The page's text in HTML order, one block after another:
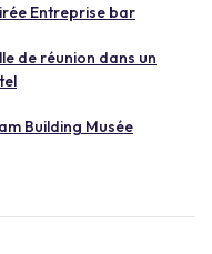
Entreprise bar
de réunion dans un
Building Musée